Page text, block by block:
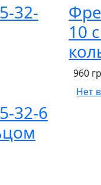
32-
10
960
Нет
32-6